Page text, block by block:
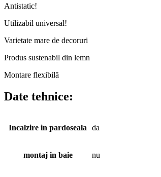
Antistatic!
Utilizabil universal!
Varietate mare de decoruri
Produs sustenabil din lemn
Montare flexibilă
Date tehnice:
Incalzire in pardoseala da
montaj in baie nu